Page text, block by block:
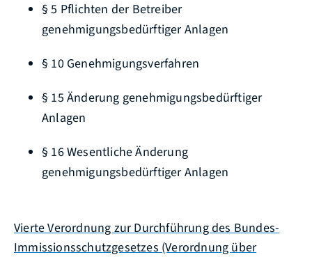
§ 5 Pflichten der Betreiber
genehmigungsbedürftiger Anlagen
§ 10 Genehmigungsverfahren
§ 15 Änderung genehmigungsbedürftiger
Anlagen
§ 16 Wesentliche Änderung
genehmigungsbedürftiger Anlagen
Vierte Verordnung zur Durchführung des Bundes-
Immissionsschutzgesetzes (Verordnung über